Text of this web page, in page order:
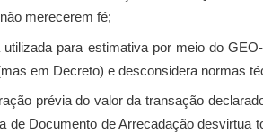
merecerem fé;
utilizada para estimativa por meio do
em Decreto) e desconsidera normas
prévia do valor da transação
de Documento de Arrecadação desvirtua